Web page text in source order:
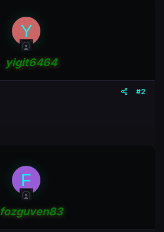
yigit6464
Y
#2
fozguven83
F